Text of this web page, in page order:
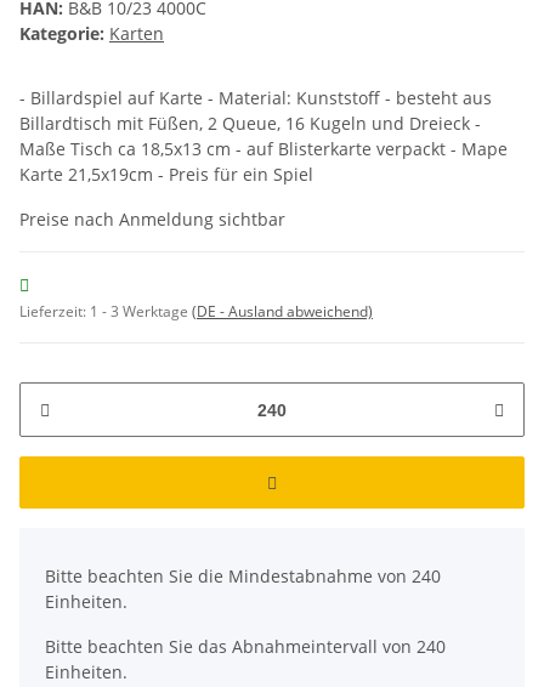
HAN: B&B 10/23 4000C
Kategorie: Karten
- Billardspiel auf Karte - Material: Kunststoff - besteht aus
Billardtisch mit Füßen, 2 Queue, 16 Kugeln und Dreieck -
Maße Tisch ca 18,5x13 cm - auf Blisterkarte verpackt - Mape
Karte 21,5x19cm - Preis für ein Spiel
Preise nach Anmeldung sichtbar
Lieferzeit: 1 - 3 Werktage (DE - Ausland abweichend)
Bitte beachten Sie die Mindestabnahme von 240
Einheiten.
Bitte beachten Sie das Abnahmeintervall von 240
Einheiten.